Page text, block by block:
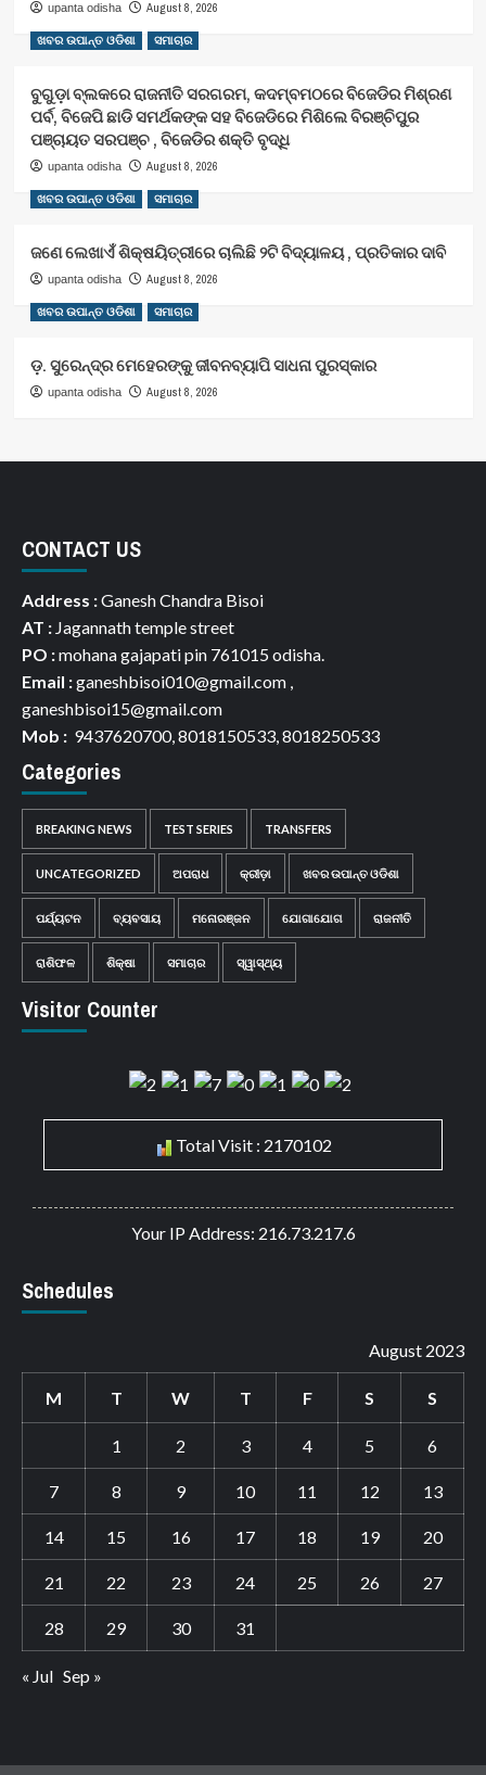
upanta odisha August 8, 2026
ଖବର ଉପାନ୍ତ ଓଡିଶା ସମାଚାର
ବୁଗୁଡ଼ା ବ୍ଲକରେ ରାଜନୀତି ସରଗରମ, କଦମ୍ବମଠରେ ବିଜେଡିର ମିଶ୍ରଣ
ପର୍ବ, ବିଜେପି ଛାଡି ସମର୍ଥକଙ୍କ ସହ ବିଜେଡିରେ ମିଶିଲେ ବିରଞ୍ଚିପୁର
ପଞ୍ଚାୟତ ସରପଞ୍ଚ , ବିଜେଡିର ଶକ୍ତି ବୃଦ୍ଧି
upanta odisha August 8, 2026
ଖବର ଉପାନ୍ତ ଓଡିଶା ସମାଚାର
ଜଣେ ଲେଖାଏଁ ଶିକ୍ଷୟିତ୍ରୀରେ ଚାଲିଛି ୨ଟି ବିଦ୍ୟାଳୟ , ପ୍ରତିକାର ଦାବି
upanta odisha August 8, 2026
ଖବର ଉପାନ୍ତ ଓଡିଶା ସମାଚାର
ଡ଼. ସୁରେନ୍ଦ୍ର ମେହେରଙ୍କୁ ଜୀବନବ୍ୟାପି ସାଧନା ପୁରସ୍କାର
upanta odisha August 8, 2026
CONTACT US
Address :Ganesh Chandra Bisoi
AT : Jagannath temple street
PO :mohana gajapati pin 761015 odisha.
Email :ganeshbisoi010@gmail.com ,
ganeshbisoi15@gmail.com
Mob : 9437620700, 8018150533, 8018250533
Categories
BREAKING NEWS TEST SERIES TRANSFERS
UNCATEGORIZED ଅପରାଧ କ୍ରୀଡ଼ା ଖବର ଉପାନ୍ତ ଓଡିଶା
ପର୍ଯ୍ୟଟନ ବ୍ୟବସାୟ ମନୋରଞ୍ଜନ ଯୋଗାଯୋଗ ରାଜନୀତି
ରାଶିଫଳ ଶିକ୍ଷା ସମାଚାର ସ୍ୱାସ୍ଥ୍ୟ
Visitor Counter
Total Visit : 2170102
Your IP Address: 216.73.217.6
Schedules
August 2023
M T W T F S S
1 2 3 4 5 6
7 8 9 10 11 12 13
14 15 16 17 18 19 20
21 22 23 24 25 26 27
28 29 30 31
« Jul Sep »